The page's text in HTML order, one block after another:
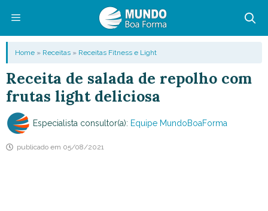
conteúdo
Menu
Home » Receitas » Receitas Fitness e Light
Receita de salada de repolho com
frutas light deliciosa
Especialista consultor(a): Equipe MundoBoaForma
publicado em 05/08/2021